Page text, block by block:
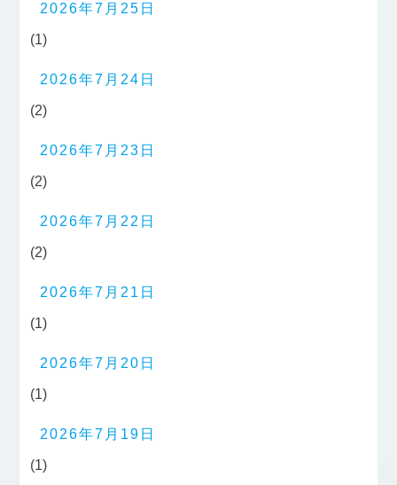
2026年7月25日
(1)
2026年7月24日
(2)
2026年7月23日
(2)
2026年7月22日
(2)
2026年7月21日
(1)
2026年7月20日
(1)
2026年7月19日
(1)